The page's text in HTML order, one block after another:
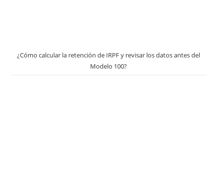
¿Cómo calcular la retención de IRPF y revisar los datos antes del
Modelo 100?